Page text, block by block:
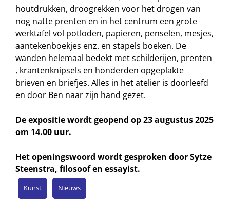
houtdrukken, droogrekken voor het drogen van
nog natte prenten en in het centrum een grote
werktafel vol potloden, papieren, penselen, mesjes,
aantekenboekjes enz. en stapels boeken. De
wanden helemaal bedekt met schilderijen, prenten
, krantenknipsels en honderden opgeplakte
brieven en briefjes. Alles in het atelier is doorleefd
en door Ben naar zijn hand gezet.
De expositie wordt geopend op 23 augustus 2025
om 14.00 uur.
Het openingswoord wordt gesproken door Sytze
Steenstra, filosoof en essayist.
Kunst Nieuws